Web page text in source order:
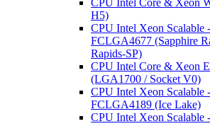
CPU Intel Core & Xeon
H5)
CPU Intel Xeon Scalable
FCLGA4677 (Sapphire
Rapids-SP)
CPU Intel Core & Xeon
(LGA1700 / Socket V0)
CPU Intel Xeon Scalable
FCLGA4189 (Ice Lake)
CPU Intel Xeon Scalable